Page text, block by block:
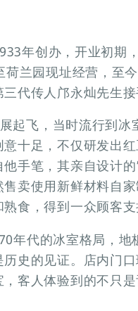
年创办，开业初期
兰园现址经营，至
代传人邝永灿先生接
起飞，当时流行到冰
十足，不仅研发出
手笔，其亲自设计
卖使用新鲜材料自
食，得到一众顾客支
年代的冰室格局，
史的见证。店内门
客人体验到的不只